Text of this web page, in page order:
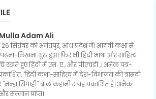
Adam Ali
सितंबर को अनंतपुर, आंध्र प्रदेश में। आठवीं कक्षा से
पढ़ना-लिखना शुरू हुआ फिर भी हिंदी भाषा और साहित्य
रखते हुए हिंदी में एम. ए., और पीएचडी.,। अनेक पत्र-
'हिंदी कथा-साहित्य में देश-विभाजन की त्रासदी
सिपाही" बाल कहानी संग्रह प्रकाशित है। अनेक
सम्मान प्राप्त।